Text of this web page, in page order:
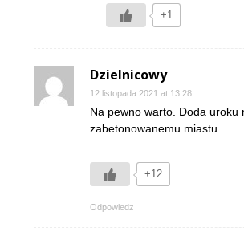
+1
Dzielnicowy
12 listopada 2021 at 13:28
Na pewno warto. Doda uroku
zabetonowanemu miastu.
+12
Odpowiedz